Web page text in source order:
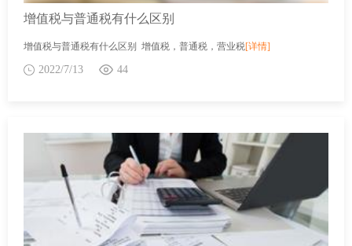
增值税与普通税有什么区别
增值税与普通税有什么区别 增值税，普通税，营业税[详情]
2022/7/13 44